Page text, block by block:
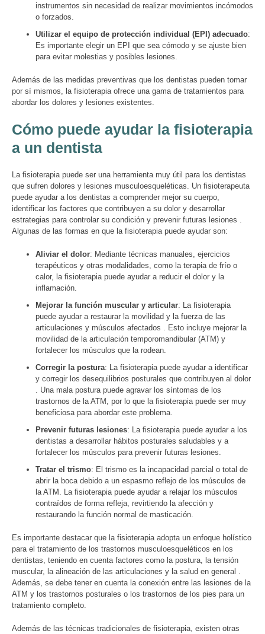
instrumentos sin necesidad de realizar movimientos incómodos
o forzados.
Utilizar el equipo de protección individual (EPI) adecuado:
Es importante elegir un EPI que sea cómodo y se ajuste bien
para evitar molestias y posibles lesiones.
Además de las medidas preventivas que los dentistas pueden tomar
por sí mismos, la fisioterapia ofrece una gama de tratamientos para
abordar los dolores y lesiones existentes.
Cómo puede ayudar la fisioterapia
a un dentista
La fisioterapia puede ser una herramienta muy útil para los dentistas
que sufren dolores y lesiones musculoesqueléticas. Un fisioterapeuta
puede ayudar a los dentistas a comprender mejor su cuerpo,
identificar los factores que contribuyen a su dolor y desarrollar
estrategias para controlar su condición y prevenir futuras lesiones .
Algunas de las formas en que la fisioterapia puede ayudar son:
Aliviar el dolor: Mediante técnicas manuales, ejercicios
terapéuticos y otras modalidades, como la terapia de frío o
calor, la fisioterapia puede ayudar a reducir el dolor y la
inflamación.
Mejorar la función muscular y articular: La fisioterapia
puede ayudar a restaurar la movilidad y la fuerza de las
articulaciones y músculos afectados . Esto incluye mejorar la
movilidad de la articulación temporomandibular (ATM) y
fortalecer los músculos que la rodean.
Corregir la postura: La fisioterapia puede ayudar a identificar
y corregir los desequilibrios posturales que contribuyen al dolor
. Una mala postura puede agravar los síntomas de los
trastornos de la ATM, por lo que la fisioterapia puede ser muy
beneficiosa para abordar este problema.
Prevenir futuras lesiones: La fisioterapia puede ayudar a los
dentistas a desarrollar hábitos posturales saludables y a
fortalecer los músculos para prevenir futuras lesiones.
Tratar el trismo: El trismo es la incapacidad parcial o total de
abrir la boca debido a un espasmo reflejo de los músculos de
la ATM. La fisioterapia puede ayudar a relajar los músculos
contraídos de forma refleja, revirtiendo la afección y
restaurando la función normal de masticación.
Es importante destacar que la fisioterapia adopta un enfoque holístico
para el tratamiento de los trastornos musculoesqueléticos en los
dentistas, teniendo en cuenta factores como la postura, la tensión
muscular, la alineación de las articulaciones y la salud en general .
Además, se debe tener en cuenta la conexión entre las lesiones de la
ATM y los trastornos posturales o los trastornos de los pies para un
tratamiento completo.
Además de las técnicas tradicionales de fisioterapia, existen otras